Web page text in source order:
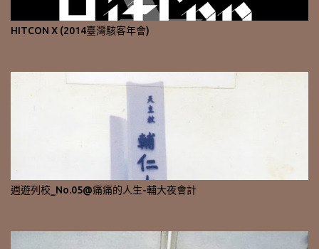
HITCON X (2014臺灣駭客年會)
週遊列校_No.05@痛痛的人生-輔大夜會計